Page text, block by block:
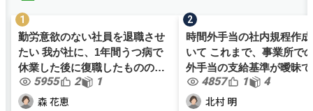
勤労意欲のない社員を退職させ
たい 我が社に、1年間うつ病で
休業した後に復職したものの、
勤労意欲が全くなく、業務効率
が非常に悪い社員がおります。
5955 2 1
森 花恵
時間外手当の社内規程作
いて これまで、事業所で
外手当の支給基準が曖昧
が、働き方改革関連法案
色々と社内規程を見直す
4857 1 4
北村 明